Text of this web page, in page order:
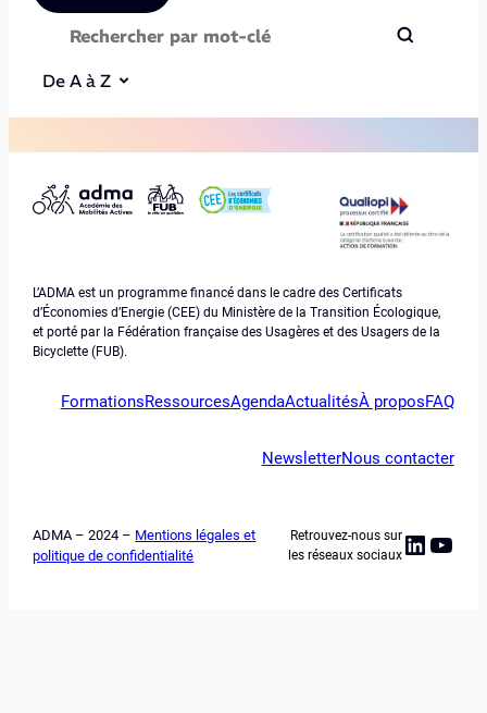
De A à Z
L’ADMA est un programme financé dans le cadre des Certificats
d’Économies d’Energie (CEE) du Ministère de la Transition Écologique,
et porté par la Fédération française des Usagères et des Usagers de la
Bicyclette (FUB).
FormationsRessourcesAgendaActualitésÀ proposFAQ
NewsletterNous contacter
ADMA – 2024 – Mentions légales et
politique de confidentialité
Retrouvez-nous sur
les réseaux sociaux